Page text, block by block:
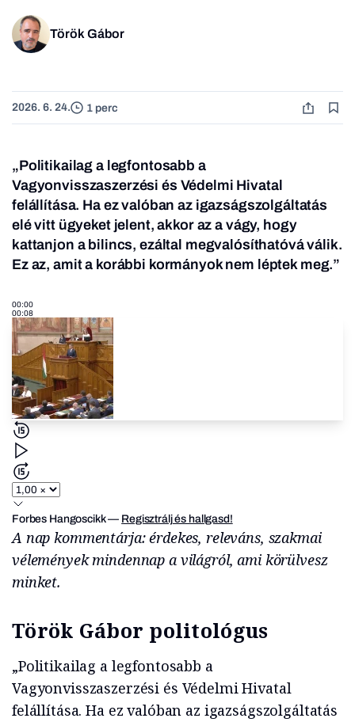
Török Gábor
2026. 6. 24. 1 perc
„Politikailag a legfontosabb a
Vagyonvisszaszerzési és Védelmi Hivatal
felállítása. Ha ez valóban az igazságszolgáltatás
elé vitt ügyeket jelent, akkor az a vágy, hogy
kattanjon a bilincs, ezáltal megvalósíthatóvá válik.
Ez az, amit a korábbi kormányok nem léptek meg.”
00:00
00:08
Forbes Hangoscikk— Regisztrálj és hallgasd!
A nap kommentárja: érdekes, releváns, szakmai
vélemények mindennap a világról, ami körülvesz
minket.
Török Gábor politológus
„Politikailag a legfontosabb a
Vagyonvisszaszerzési és Védelmi Hivatal
felállítása. Ha ez valóban az igazságszolgáltatás